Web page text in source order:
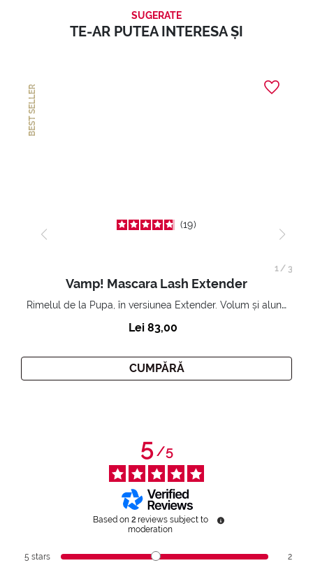
SUGERATE
TE-AR PUTEA INTERESA ȘI
BEST SELLER
19
Vamp! Mascara Lash Extender
Rimelul de la Pupa, în versiunea Extender. Volum și alungire 3D. Gene amplificate și ridicate la infinit.
Lei 83,00
CUMPĂRĂ
1/ 3
5/5
Based on 2 reviews subject to
moderation
5 stars
2